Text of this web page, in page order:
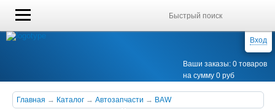
Вход
Ваши заказы: 0 товаров
на сумму 0 руб
Главная → Каталог → Автозапчасти → BAW